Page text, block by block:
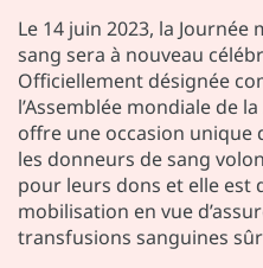
Le 14 juin 2023, la
sang sera à nouveau
Officiellement désignée
l’Assemblée mondiale de
offre une occasion unique
les donneurs de sang
pour leurs dons et elle est
mobilisation en vue
transfusions sanguines